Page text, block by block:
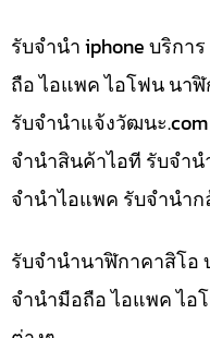
รับจำนำ iphone บริกา
ถือ ไอแพค ไอโฟน นา
รับจํานําแจ้งวัฒนะ
จำนำสินค้าไอที รับจำ
จำนำไอแพค รับจำนำก
รับจำนำนาฬิกาคาสิโอ
จำนำมือถือ ไอแพค ไอ